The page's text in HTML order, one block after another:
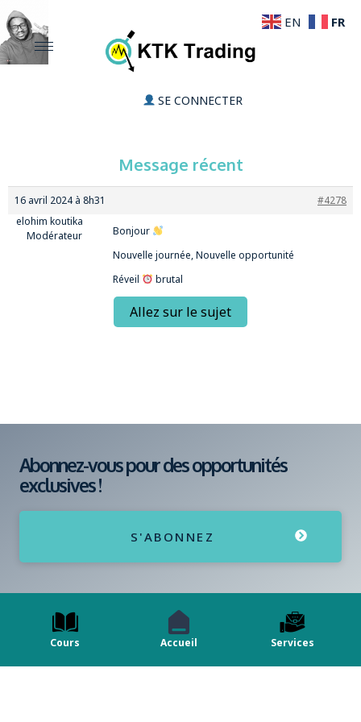
SE CONNECTER
Message récent
16 avril 2024 à 8h31
#4278
elohim koutika
Modérateur
Bonjour
Nouvelle journée, Nouvelle opportunité
Réveil
brutal
Allez sur le sujet
Abonnez-vous pour des opportunités
exclusives !
S'ABONNEZ
Cours Accueil Services
EN FR